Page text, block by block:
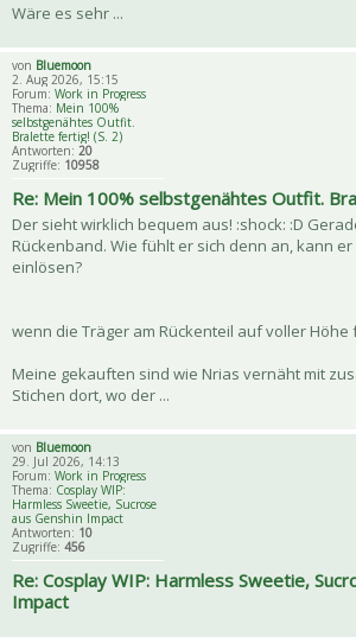
Wäre es sehr ...
von Bluemoon
2. Aug 2026, 15:15
Forum: Work in Progress
Thema: Mein 100%
selbstgenähtes Outfit.
Bralette fertig! (S. 2)
Antworten: 20
Zugriffe: 10958
Re: Mein 100% selbstgenähtes Outfit.
Der sieht wirklich bequem aus! :shock: :D
Rückenband. Wie fühlt er sich denn an, kann
einlösen?
wenn die Träger am Rückenteil auf voller Höhe
Meine gekauften sind wie Nrias vernäht mit
Stichen dort, wo der ...
von Bluemoon
29. Jul 2026, 14:13
Forum: Work in Progress
Thema: Cosplay WIP:
Harmless Sweetie, Sucrose
aus Genshin Impact
Antworten: 10
Zugriffe: 456
Re: Cosplay WIP: Harmless Sweetie,
Impact